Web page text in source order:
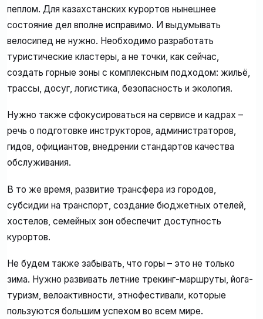
пеплом. Для казахстанских курортов нынешнее
состояние дел вполне исправимо. И выдумывать
велосипед не нужно. Необходимо разработать
туристические кластеры, а не точки, как сейчас,
создать горные зоны с комплексным подходом: жильё,
трассы, досуг, логистика, безопасность и экология.
Нужно также сфокусироваться на сервисе и кадрах –
речь о подготовке инструкторов, администраторов,
гидов, официантов, внедрении стандартов качества
обслуживания.
В то же время, развитие трансфера из городов,
субсидии на транспорт, создание бюджетных отелей,
хостелов, семейных зон обеспечит доступность
курортов.
Не будем также забывать, что горы – это не только
зима. Нужно развивать летние трекинг-маршруты, йога-
туризм, велоактивности, этнофестивали, которые
пользуются большим успехом во всем мире.